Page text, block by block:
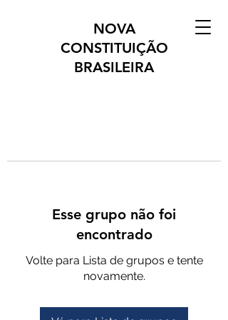
NOVA
CONSTITUIÇÃO
BRASILEIRA
Esse grupo não foi
encontrado
Volte para Lista de grupos e tente
novamente.